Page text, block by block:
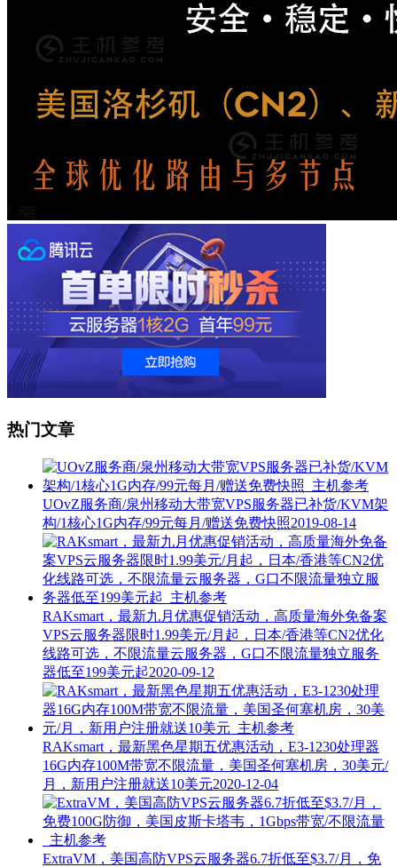
热门文章
UOvZ服务商/泉州移动大带宽VPS服务器已补货/KVM架
构/1核心1G内存/99元每月/赠送免费快照2019-08-14
RAKsmart，最新九月优惠促销活动，高质量海外免备案
VPS云服务器限时1.99美元/月起，日本/香港等CN2优化
线路可选，不限流量云服务器，G口不限流量独立服务
器低至199美元起2020-09-12
RAKsmart，最新黑色星期五优惠活动，E3-1230处理器
16G内存100M带宽不限流量，美国圣何塞机房，30美元/
月，新用户注册就送10美元2020-12-04
ExtraVM，美国高防VPS云服务器6.7折低至$3.7/月，免